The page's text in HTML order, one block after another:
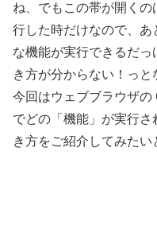
ね、でもこの帯が開く
行した時だけなので、
な機能が実行できるだ
き方が分からない！っ
今回はウェブブラウザの
でどの「機能」が実行
き方をご紹介してみたい